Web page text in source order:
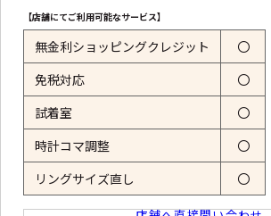
【店舗にてご利用可能なサービス】
無金利ショッピングクレジット 〇
免税対応 〇
試着室 〇
時計コマ調整 〇
リングサイズ直し 〇